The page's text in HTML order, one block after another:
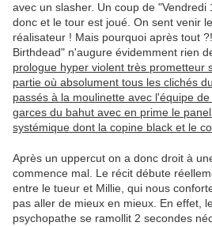
avec un slasher. Un coup de
donc et le tour est joué. On sent venir
réalisateur ! Mais pourquoi après tout
Birthdead" n'augure évidemment rien
prologue hyper violent très prometteur
partie où absolument tous les clichés
passés à la moulinette avec l'équipe
garces du bahut avec en prime le
systémique dont la copine black et le
Après un uppercut on a donc droit à
commence mal. Le récit débute
entre le tueur et Millie, qui nous
pas aller de mieux en mieux. En effet,
psychopathe se ramollit 2 secondes